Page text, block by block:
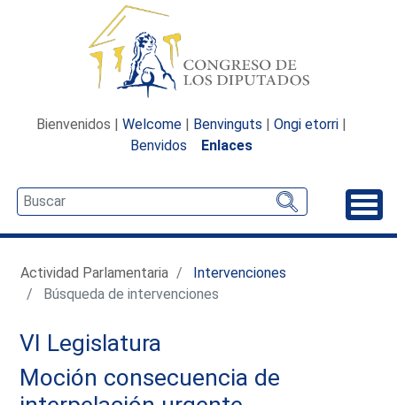
Bienvenidos | Welcome | Benvinguts | Ongi etorri |
Benvidos
Enlaces
Actividad Parlamentaria
Intervenciones
Búsqueda de intervenciones
VI Legislatura
Moción consecuencia de